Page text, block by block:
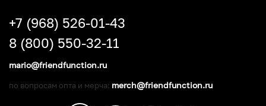
+7 (968) 526-01-43
8 (800) 550-32-11
mario@friendfunction.ru
по вопросам опта и мерча: merch@friendfunction.ru